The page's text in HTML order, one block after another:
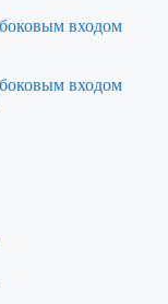
входом
входом